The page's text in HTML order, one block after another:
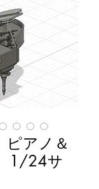
ピアノ＆
1/24サ